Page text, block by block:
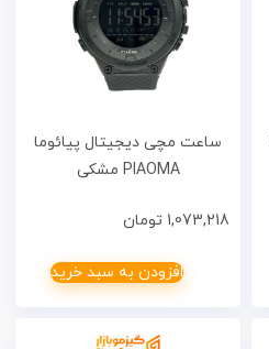
ساعت مچی دیجیتال پیائوما
PIAOMA مشکی
1,073,218 تومان
افزودن به سبد خرید